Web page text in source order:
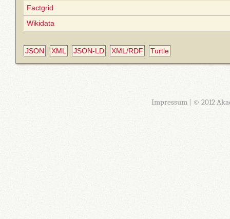
Factgrid
Wikidata
JSON XML JSON-LD XML/RDF Turtle
Impressum| © 2012